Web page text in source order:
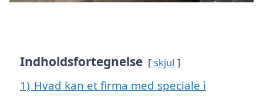
Indholdsfortegnelse skjul
1) Hvad kan et firma med speciale i